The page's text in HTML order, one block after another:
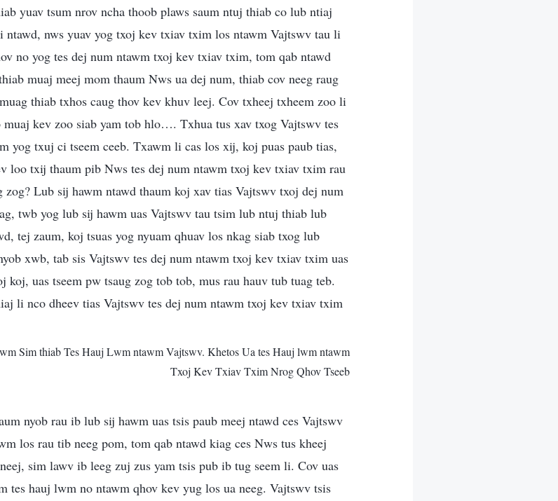
yuav tsum nrov ncha thoob plaws saum ntuj thiab co lub ntiaj
ntawd, nws yuav yog txoj kev txiav txim los ntawm Vajtswv tau li
no yog tes dej num ntawm txoj kev txiav txim, tom qab ntawd
muaj meej mom thaum Nws ua dej num, thiab cov neeg raug
thiab txhos caug thov kev khuv leej. Cov txheej txheem zoo li
muaj kev zoo siab yam tob hlo…. Txhua tus xav txog Vajtswv tes
yog txuj ci tseem ceeb. Txawm li cas los xij, koj puas paub tias,
loo txij thaum pib Nws tes dej num ntawm txoj kev txiav txim rau
zog? Lub sij hawm ntawd thaum koj xav tias Vajtswv txoj dej num
twb yog lub sij hawm uas Vajtswv tau tsim lub ntuj thiab lub
tej zaum, koj tsuas yog nyuam qhuav los nkag siab txog lub
xwb, tab sis Vajtswv tes dej num ntawm txoj kev txiav txim uas
uas tseem pw tsaug zog tob tob, mus rau hauv tub tuag teb.
li nco dheev tias Vajtswv tes dej num ntawm txoj kev txiav txim
Sim thiab Tes Hauj Lwm ntawm Vajtswv. Khetos Ua tes Hauj lwm ntawm
Txoj Kev Txiav Txim Nrog Qhov Tseeb
nyob rau ib lub sij hawm uas tsis paub meej ntawd ces Vajtswv
los rau tib neeg pom, tom qab ntawd kiag ces Nws tus kheej
sim lawv ib leeg zuj zus yam tsis pub ib tug seem li. Cov uas
tes hauj lwm no ntawm qhov kev yug los ua neeg. Vajtswv tsis